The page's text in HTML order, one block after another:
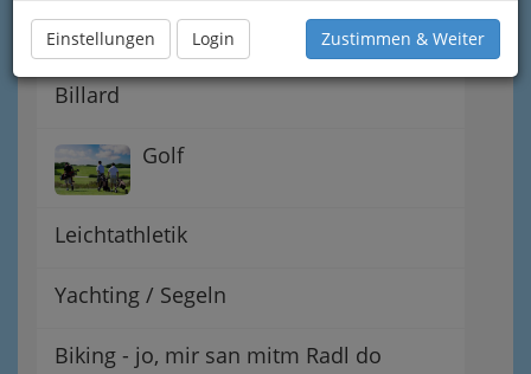
Einstellungen Login Zustimmen & Weiter
Basketball
Billard
Golf
Leichtathletik
Yachting / Segeln
Biking - jo, mir san mitm Radl do